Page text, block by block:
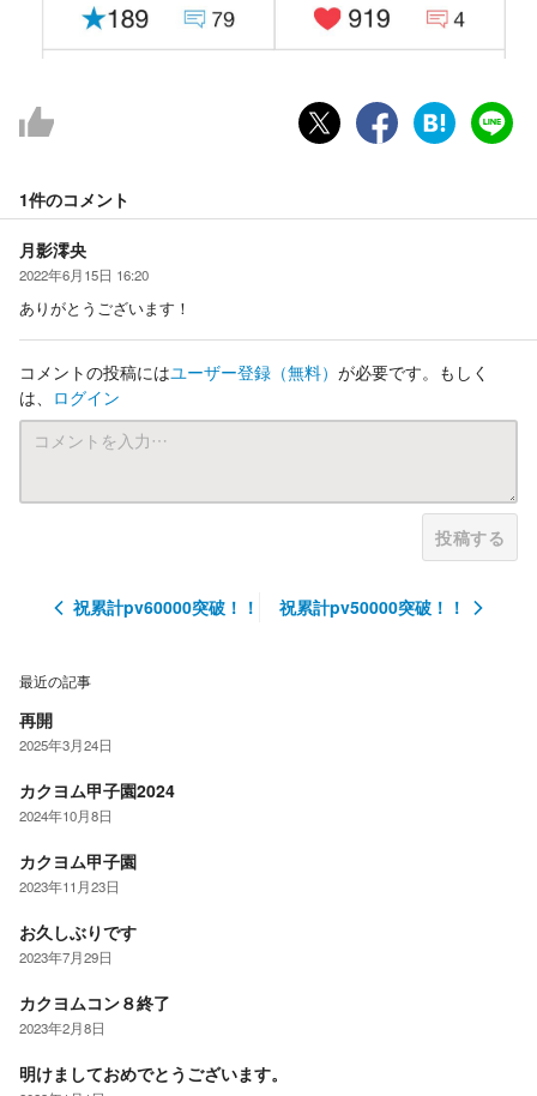
1件のコメント
月影澪央
2022年6月15日 16:20
ありがとうございます！
コメントの投稿にはユーザー登録 （無料） が必要です。もしく
は、 ログイン
投稿する
祝累計pv60000突破！！ 祝累計pv50000突破！！
最近の記事
再開
2025年3月24日
カクヨム甲子園2024
2024年10月8日
カクヨム甲子園
2023年11月23日
お久しぶりです
2023年7月29日
カクヨムコン８終了
2023年2月8日
明けましておめでとうございます。